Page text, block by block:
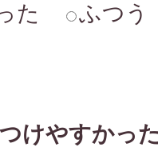
た
ふつう
けやすかっ